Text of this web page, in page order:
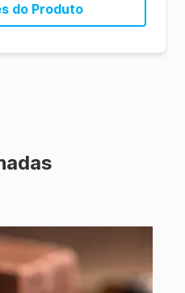
do Produto